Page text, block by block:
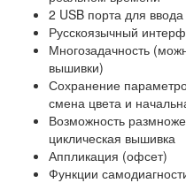
2 USB порта для
Русскоязычный
Многозадачность
вышивки)
Сохранение
смена цвета и
Возможность
циклическая вышивка
Аппликация (офсет)
Функции